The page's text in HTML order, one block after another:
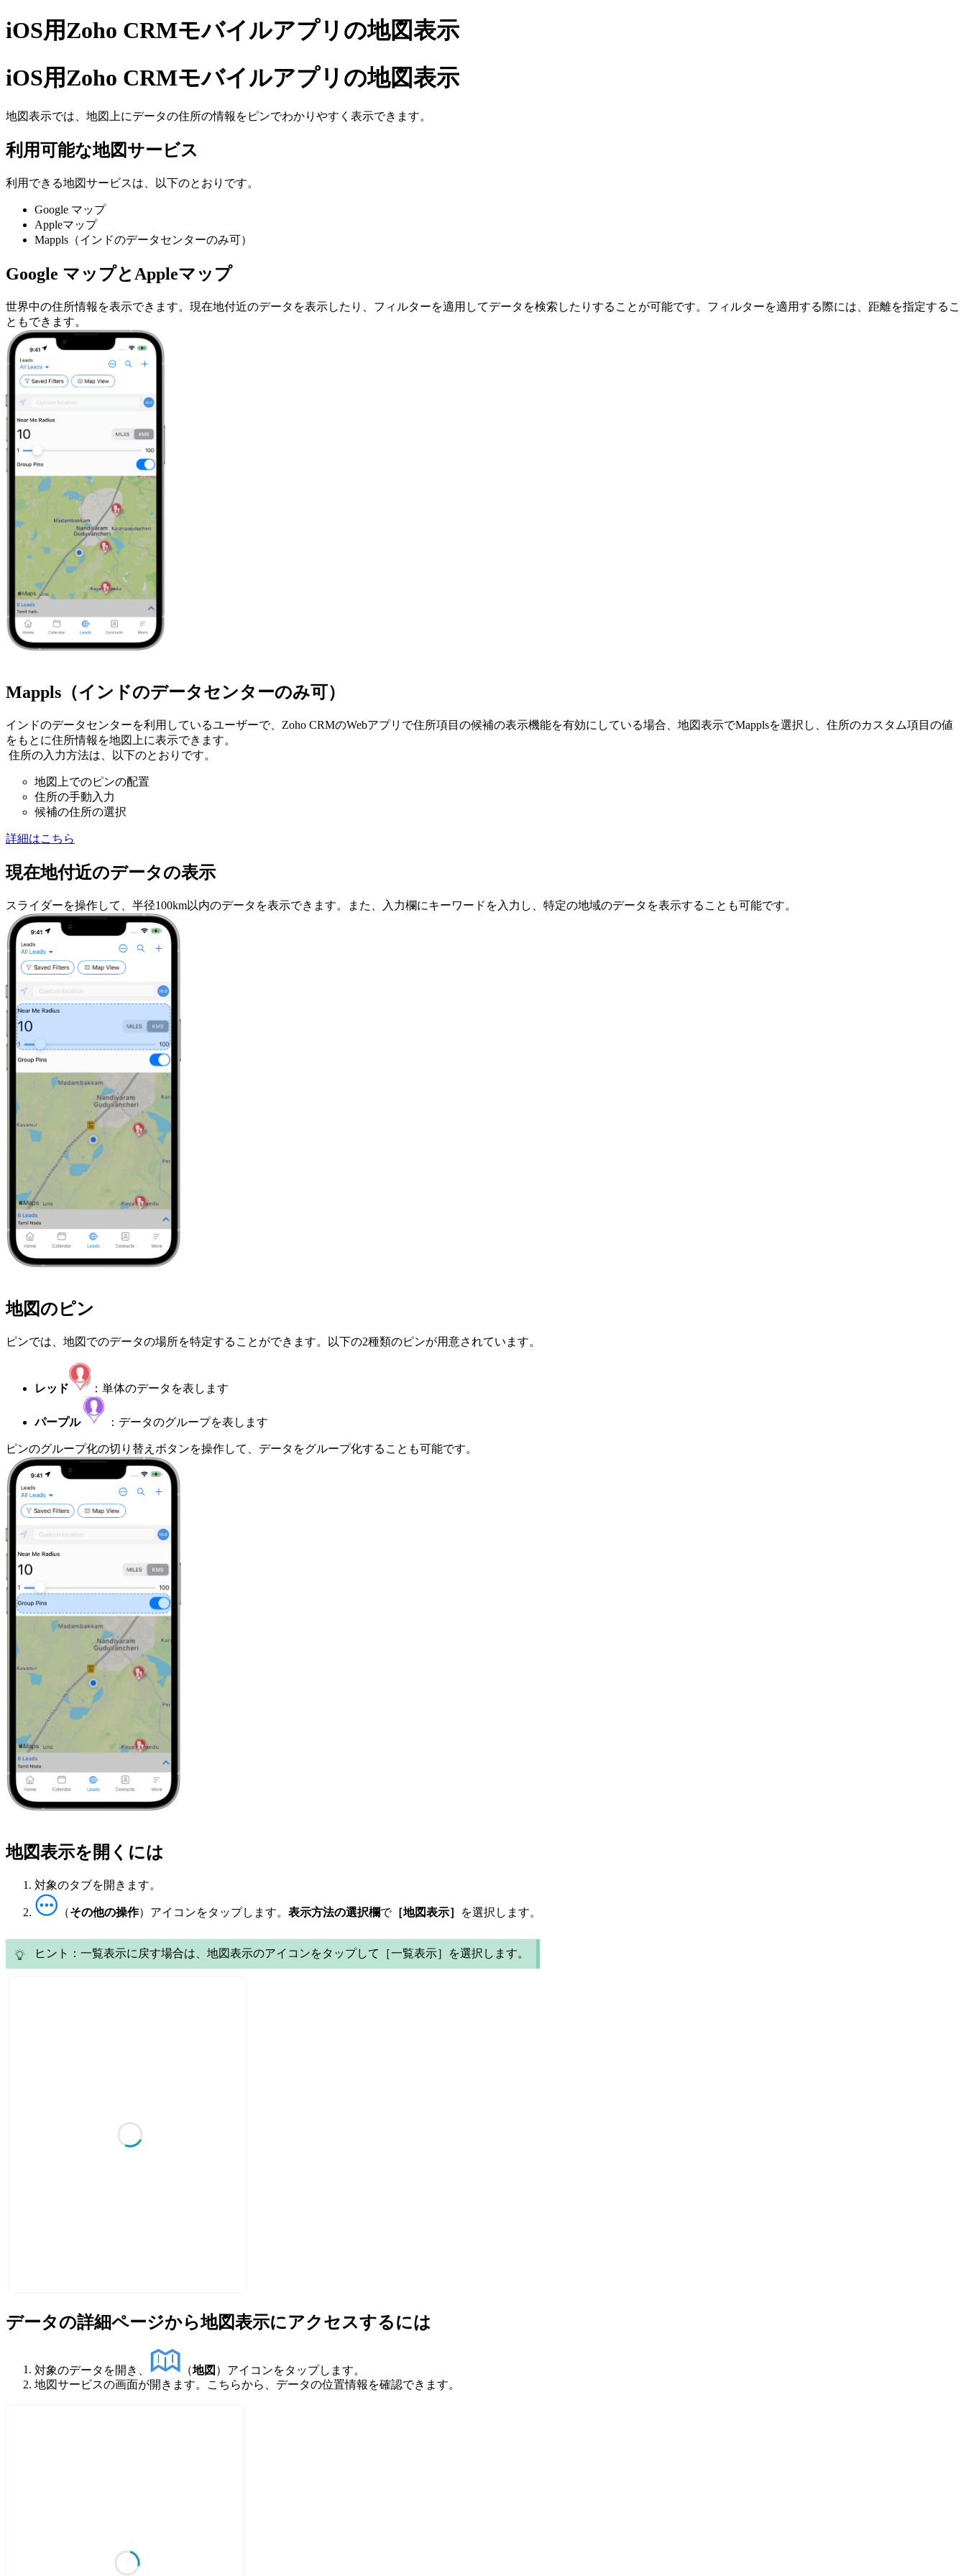
iOS用Zoho CRMモバイルアプリの地図表示
iOS用Zoho CRMモバイルアプリの地図表示
地図表示では、地図上にデータの住所の情報をピンでわかりやすく表示できます。
利用可能な地図サービス
利用できる地図サービスは、以下のとおりです。
Google マップ
Appleマップ
Mappls（インドのデータセンターのみ可）
Google マップとAppleマップ
世界中の住所情報を表示できます。現在地付近のデータを表示したり、フィルターを適用してデータを検索したりすることが可能です。フィルターを適用する際には、距離を指定するこ
ともできます。
Mappls（インドのデータセンターのみ可）
インドのデータセンターを利用しているユーザーで、Zoho CRMのWebアプリで住所項目の候補の表示機能を有効にしている場合、地図表示でMapplsを選択し、住所のカスタム項目の値
をもとに住所情報を地図上に表示できます。
住所の入力方法は、以下のとおりです。
地図上でのピンの配置
住所の手動入力
候補の住所の選択
詳細はこちら
現在地付近のデータの表示
スライダーを操作して、半径100km以内のデータを表示できます。また、入力欄にキーワードを入力し、特定の地域のデータを表示することも可能です。
地図のピン
ピンでは、地図でのデータの場所を特定することができます。以下の2種類のピンが用意されています。
レッド ：単体のデータを表します
パープル ：データのグループを表します
ピンのグループ化の切り替えボタンを操作して、データをグループ化することも可能です。
地図表示を開くには
対象のタブを開きます。
（その他の操作）アイコンをタップします。 表示方法の選択欄で［地図表示］ を選択します。
ヒント：一覧表示に戻す場合は、地図表示のアイコンをタップして［一覧表示］を選択します。
データの詳細ページから地図表示にアクセスするには
対象のデータを開き、 （地図 ）アイコンをタップします。
地図サービスの画面が開きます。こちらから、データの位置情報を確認できます。